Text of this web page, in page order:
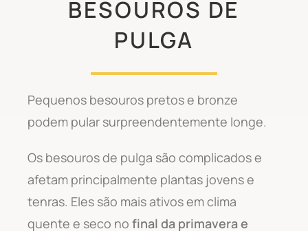
BESOUROS DE
PULGA
Pequenos besouros pretos e bronze
podem pular surpreendentemente longe.
Os besouros de pulga são complicados e
afetam principalmente plantas jovens e
tenras. Eles são mais ativos em clima
quente e seco no final da primavera e